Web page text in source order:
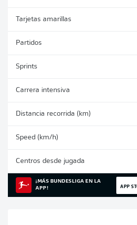
Tarjetas amarillas
Partidos
Sprints
Carrera intensiva
Distancia recorrida (km)
Speed (km/h)
Centros desde jugada
¡MÁS BUNDESLIGA EN LA
APP!
APP